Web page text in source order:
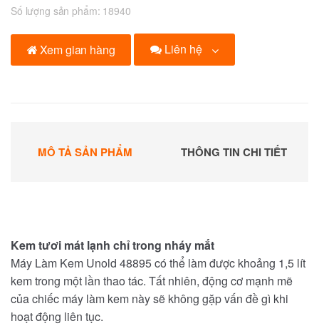
Số lượng sản phẩm: 18940
Xem gian hàng Liên hệ
MÔ TẢ SẢN PHẨM THÔNG TIN CHI TIẾT
Kem tươi mát lạnh chỉ trong nháy mắt
Máy Làm Kem Unold 48895 có thể làm được khoảng 1,5 lít
kem trong một lần thao tác. Tất nhiên, động cơ mạnh mẽ
của chiếc máy làm kem này sẽ không gặp vấn đề gì khi
hoạt động liên tục.